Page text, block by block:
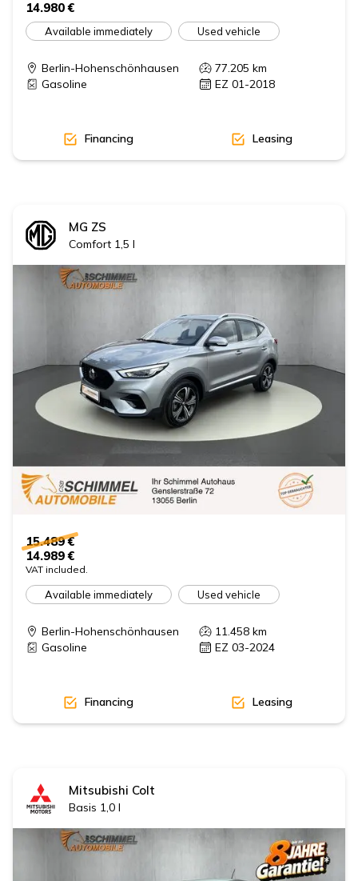
14.980 €
Available immediately Used vehicle
Berlin-Hohenschönhausen 77.205 km
Gasoline
EZ 01-2018
Financing Leasing
MG ZS
Comfort 1,5 l
15.489 €
14.989 €
VAT included.
Available immediately Used vehicle
Berlin-Hohenschönhausen 11.458 km
Gasoline
EZ 03-2024
Financing Leasing
Mitsubishi Colt
Basis 1,0 l